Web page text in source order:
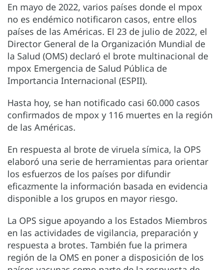
En mayo de 2022, varios países donde el mpox
no es endémico notificaron casos, entre ellos
países de las Américas. El 23 de julio de 2022, el
Director General de la Organización Mundial de
la Salud (OMS) declaró el brote multinacional de
mpox Emergencia de Salud Pública de
Importancia Internacional (ESPII).
Hasta hoy, se han notificado casi 60.000 casos
confirmados de mpox y 116 muertes en la región
de las Américas.
En respuesta al brote de viruela símica, la OPS
elaboró una serie de herramientas para orientar
los esfuerzos de los países por difundir
eficazmente la información basada en evidencia
disponible a los grupos en mayor riesgo.
La OPS sigue apoyando a los Estados Miembros
en las actividades de vigilancia, preparación y
respuesta a brotes. También fue la primera
región de la OMS en poner a disposición de los